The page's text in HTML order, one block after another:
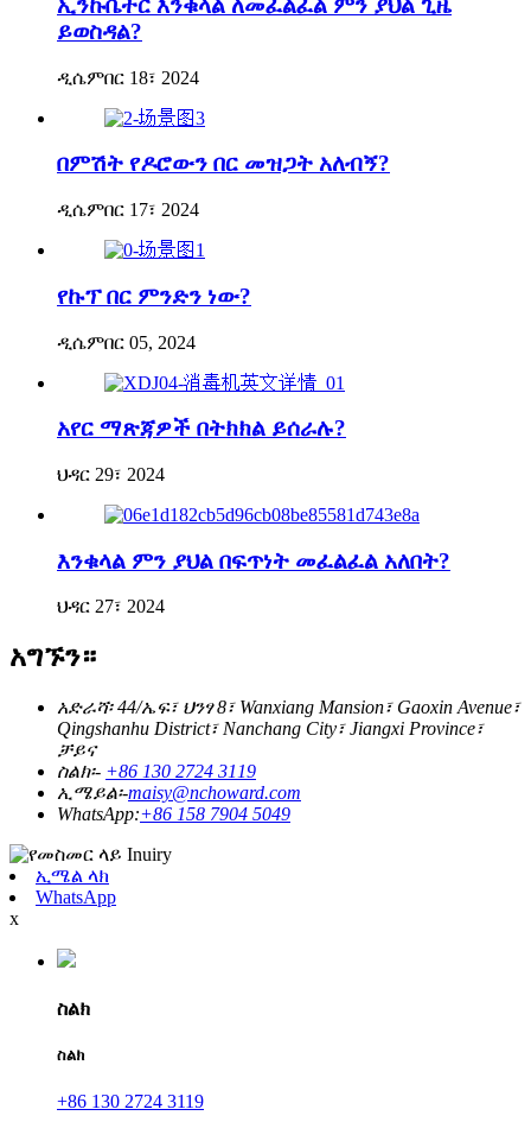
ኢንኩቤተር እንቁላል ለመፈልፈል ምን ያህል ጊዜ
ይወስዳል?
ዲሴምበር 18፣ 2024
በምሽት የዶሮውን በር መዝጋት አለብኝ?
ዲሴምበር 17፣ 2024
የኩፕ በር ምንድን ነው?
ዲሴምበር 05, 2024
አየር ማጽጃዎች በትክክል ይሰራሉ?
ህዳር 29፣ 2024
እንቁላል ምን ያህል በፍጥነት መፈልፈል አለበት?
ህዳር 27፣ 2024
አግኙን።
አድራሻ፡ 44/ኤፍ፣ ህንፃ 8፣ Wanxiang Mansion፣ Gaoxin Avenue፣
Qingshanhu District፣ Nanchang City፣ Jiangxi Province፣
ቻይና
ስልክ፡- +86 130 2724 3119
ኢሜይል፡-maisy@nchoward.com
WhatsApp:+86 158 7904 5049
ኢሜል ላክ
WhatsApp
x
ስልክ
ስልክ
+86 130 2724 3119